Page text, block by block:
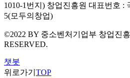
1010-1번지) 창업진흥원 대표번호 :
5(모두의창업)
©2022 BY 중소벤처기업부 창업진
RESERVED.
챗봇
위로가기 TOP